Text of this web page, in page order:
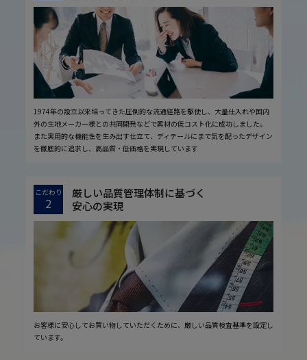
1974年の設立以来培ってきた圧倒的な流通経路を駆使し、大量仕入れや国内
外の生地メーカー様との共同開発などで素材の低コスト化に成功しました。
また実用的な機能性を生み出す仕立て、ディテールにまで気を配ったデザイン
を徹底的に追求し、高品質・低価格を実現しています
こだわり
2
厳しい品質管理体制に基づく
安心の実現
お客様に安心してお買い物していただくために、厳しい品質検査基準を設定し
ています。